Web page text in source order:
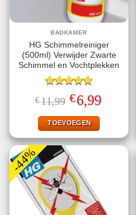
BADKAMER
HG Schimmelreiniger
(500ml) Verwijder Zwarte
Schimmel en Vochtplekken
Gewaardeerd
4.80uit 5
€11,99 Oorspronkelijke
prijs
was:
€11,99.
€6,99Huidige
prijs
TOEVOEGEN
-44%